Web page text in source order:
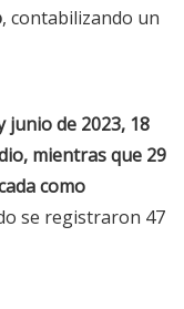
, contabilizando un
junio de 2023, 18
mientras que 29
como
se registraron 47